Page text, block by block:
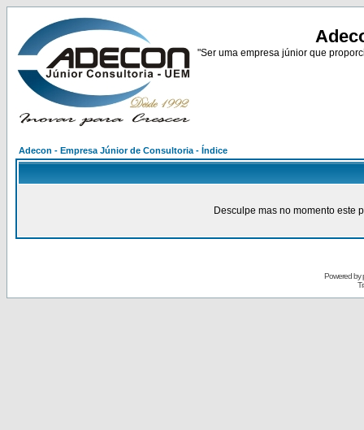
"Ser uma empresa júnior que
Adecon - Empresa Júnior de Consultoria - Índice
Desculpe mas no momento este
Powered by